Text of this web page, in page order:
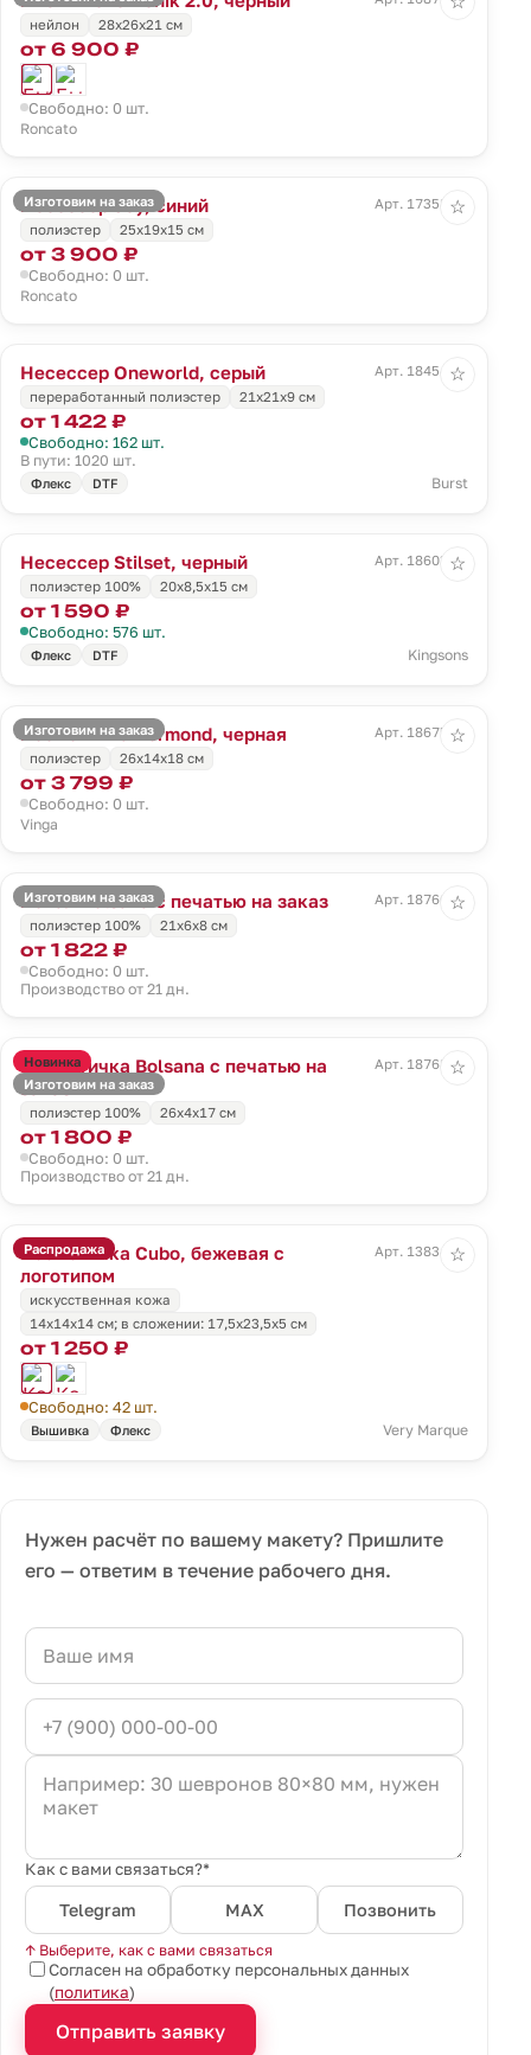
нейлон
28x26x21 см
от 6 900 ₽
Свободно: 0 шт.
Roncato
Изготовим на заказ
Несессер Joy, синий
Арт. 17358.40
полиэстер
25x19x15 см
от 3 900 ₽
Свободно: 0 шт.
Roncato
☆
Несессер Oneworld, серый
Арт. 18454.10
переработанный полиэстер
21х21х9 см
от 1 422 ₽
Свободно: 162 шт.
В пути: 1020 шт.
Флекс DTF Burst
☆
Несессер Stilset, черный
Арт. 18603.30
полиэстер 100%
20x8,5x15 см
от 1 590 ₽
Свободно: 576 шт.
Флекс DTF Kingsons
☆
Изготовим на заказ
Косметичка Bermond, черная
Арт. 18675.30
полиэстер
26x14x18 см
от 3 799 ₽
Свободно: 0 шт.
Vinga
☆
Изготовим на заказ
Пенал Bolsana с печатью на заказ
Арт. 18766.00
полиэстер 100%
21х6х8 см
от 1 822 ₽
Свободно: 0 шт.
Производство от 21 дн.
☆
Новинка
Изготовим на заказ
Косметичка Bolsana с печатью на
заказ
Арт. 18768.00
полиэстер 100% 26х4х17 см
от 1 800 ₽
Свободно: 0 шт.
Производство от 21 дн.
☆
Распродажа
Косметичка Cubo, бежевая с
логотипом
Арт. 13834.06
искусственная кожа
14x14x14 см; в сложении: 17,5x23,5x5 см
от 1 250 ₽
Свободно: 42 шт.
Вышивка Флекс Very Marque
☆
Нужен расчёт по вашему макету? Пришлите
его — ответим в течение рабочего дня.
Как с вами связаться?*
Telegram MAX Позвонить
↑ Выберите, как с вами связаться
Согласен на обработку персональных данных
(политика)
Отправить заявку